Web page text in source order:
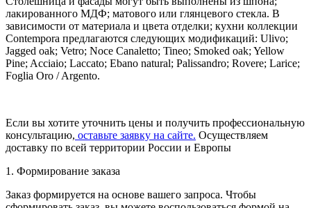
лакированного МДФ; матового или глянцевого стекла. В
зависимости от материала и цвета отделки; кухни коллекции
Contempora предлагаются следующих модификаций: Ulivo;
Jagged oak; Vetro; Noce Canaletto; Tineo; Smoked oak; Yellow
Pine; Acciaio; Laccato; Ebano natural; Palissandro; Rovere; Larice;
Foglia Oro / Argento.
Если вы хотите уточнить цены и получить профессиональную
консультацию, оставьте заявку на сайте. Осуществляем
доставку по всей территории России и Европы
1. Формирование заказа
Заказ формируется на основе вашего запроса. Чтобы